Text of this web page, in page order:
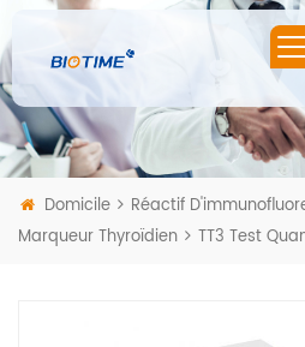
Domicile
Réactif
Marqueur Thyroïdien
TT3 Test